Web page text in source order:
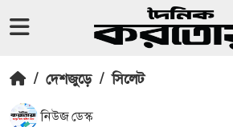
/ দেশজুড়ে / সিলেট
নিউজ ডেস্ক